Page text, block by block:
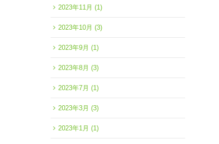
2023年11月 (1)
2023年10月 (3)
2023年9月 (1)
2023年8月 (3)
2023年7月 (1)
2023年3月 (3)
2023年1月 (1)